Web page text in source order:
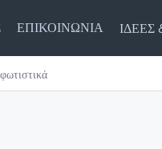
ΕΠΙΚΟΙΝΩΝΙΑ ΙΔΈΕΣ